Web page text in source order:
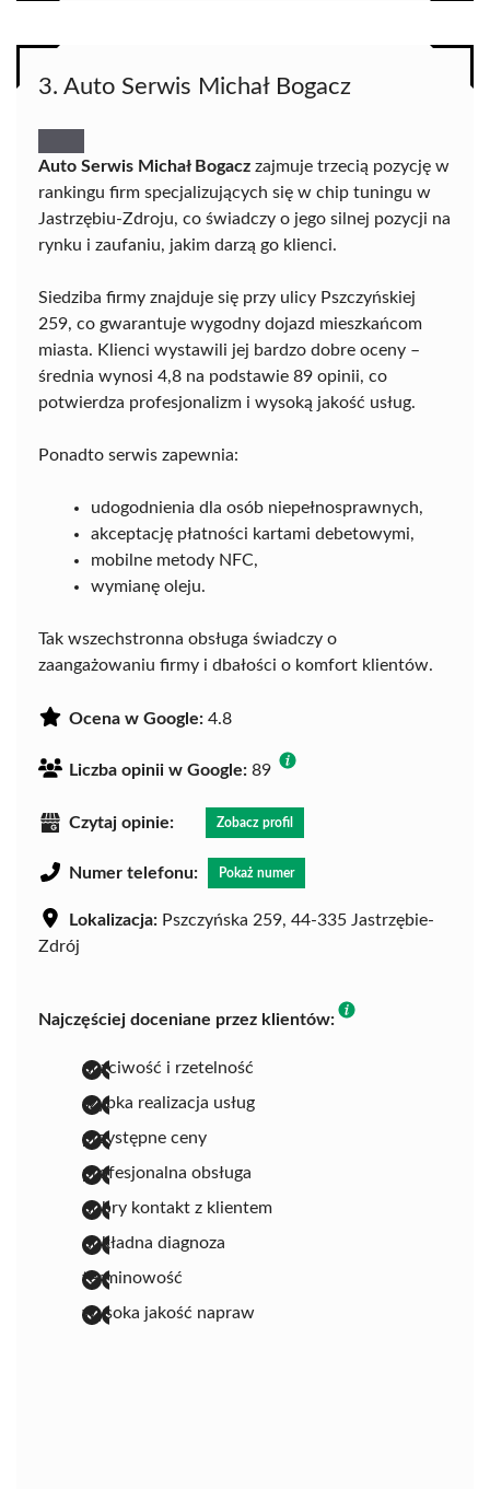
3. Auto Serwis Michał Bogacz
Auto Serwis Michał Bogacz zajmuje trzecią pozycję w
rankingu firm specjalizujących się w chip tuningu w
Jastrzębiu-Zdroju, co świadczy o jego silnej pozycji na
rynku i zaufaniu, jakim darzą go klienci.
Siedziba firmy znajduje się przy ulicy Pszczyńskiej
259, co gwarantuje wygodny dojazd mieszkańcom
miasta. Klienci wystawili jej bardzo dobre oceny –
średnia wynosi 4,8 na podstawie 89 opinii, co
potwierdza profesjonalizm i wysoką jakość usług.
Ponadto serwis zapewnia:
udogodnienia dla osób niepełnosprawnych,
akceptację płatności kartami debetowymi,
mobilne metody NFC,
wymianę oleju.
Tak wszechstronna obsługa świadczy o
zaangażowaniu firmy i dbałości o komfort klientów.
Ocena w Google: 4.8
Liczba opinii w Google: 89
Czytaj opinie: Zobacz profil
Numer telefonu: Pokaż numer
Lokalizacja: Pszczyńska 259, 44-335 Jastrzębie-
Zdrój
Najczęściej doceniane przez klientów:
uczciwość i rzetelność
szybka realizacja usług
przystępne ceny
profesjonalna obsługa
dobry kontakt z klientem
dokładna diagnoza
terminowość
wysoka jakość napraw